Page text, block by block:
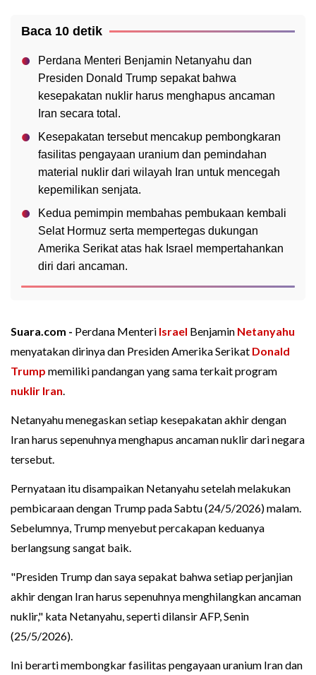
Baca 10 detik
Perdana Menteri Benjamin Netanyahu dan
Presiden Donald Trump sepakat bahwa
kesepakatan nuklir harus menghapus ancaman
Iran secara total.
Kesepakatan tersebut mencakup pembongkaran
fasilitas pengayaan uranium dan pemindahan
material nuklir dari wilayah Iran untuk mencegah
kepemilikan senjata.
Kedua pemimpin membahas pembukaan kembali
Selat Hormuz serta mempertegas dukungan
Amerika Serikat atas hak Israel mempertahankan
diri dari ancaman.
Suara.com - Perdana Menteri Israel Benjamin Netanyahu
menyatakan dirinya dan Presiden Amerika Serikat Donald
Trump memiliki pandangan yang sama terkait program
nuklir Iran.
Netanyahu menegaskan setiap kesepakatan akhir dengan
Iran harus sepenuhnya menghapus ancaman nuklir dari negara
tersebut.
Pernyataan itu disampaikan Netanyahu setelah melakukan
pembicaraan dengan Trump pada Sabtu (24/5/2026) malam.
Sebelumnya, Trump menyebut percakapan keduanya
berlangsung sangat baik.
"Presiden Trump dan saya sepakat bahwa setiap perjanjian
akhir dengan Iran harus sepenuhnya menghilangkan ancaman
nuklir," kata Netanyahu, seperti dilansir AFP, Senin
(25/5/2026).
Ini berarti membongkar fasilitas pengayaan uranium Iran dan